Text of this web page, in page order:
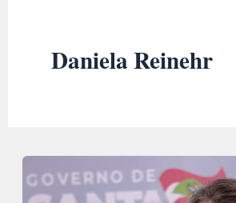
Daniela Reinehr